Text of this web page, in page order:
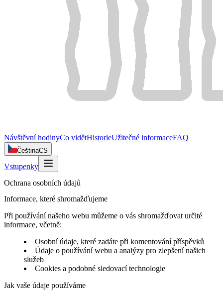
Návštěvní hodinyCo vidětHistorieUžitečné informaceFAQ
ČeštinaCS
Vstupenky
Ochrana osobních údajů
Informace, které shromažďujeme
Při používání našeho webu můžeme o vás shromažďovat určité
informace, včetně:
Osobní údaje, které zadáte při komentování příspěvků
Údaje o používání webu a analýzy pro zlepšení našich
služeb
Cookies a podobné sledovací technologie
Jak vaše údaje používáme